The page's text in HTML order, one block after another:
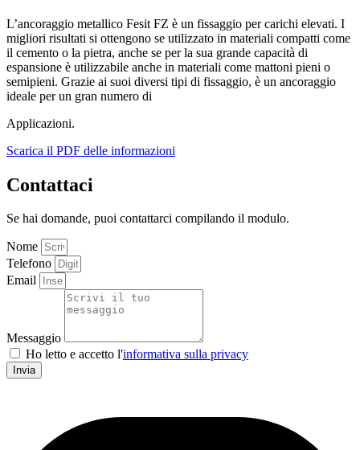
L’ancoraggio metallico Fesit FZ è un fissaggio per carichi elevati. I
migliori risultati si ottengono se utilizzato in materiali compatti come
il cemento o la pietra, anche se per la sua grande capacità di
espansione è utilizzabile anche in materiali come mattoni pieni o
semipieni. Grazie ai suoi diversi tipi di fissaggio, è un ancoraggio
ideale per un gran numero di
Applicazioni.
Scarica il PDF delle informazioni
Contattaci
Se hai domande, puoi contattarci compilando il modulo.
Nome
Telefono
Email
Messaggio
Ho letto e accetto l'informativa sulla privacy
Invia